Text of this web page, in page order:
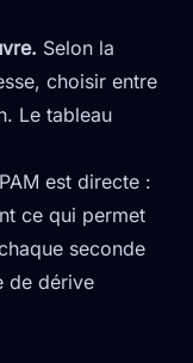
Selon la
choisir entre
Le tableau
est directe :
ce qui permet
seconde
de dérive